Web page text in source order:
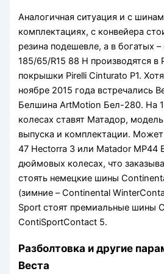
Аналогичная ситуация и с
комплектациях, с конвейера
резина подешевле, а в богатых
185/65/R15 88 Н производятся в
покрышки Pirelli Cinturato P1.
ноябре 2015 года встречались
Белшина ArtMotion Бел-280. На
колесах ставят Матадор,
выпуска и комплектации.
47 Hectorra 3 или Matador MP44
дюймовых колесах, что
стоять немецкие шины
(зимние – Continental
Sport стоят премиальные шины
ContiSportContact 5.
Разболтовка и другие
Веста